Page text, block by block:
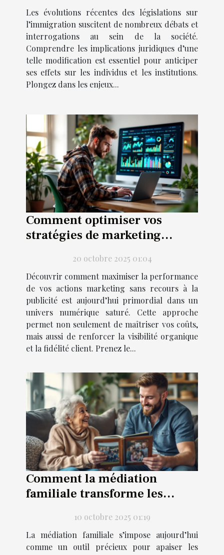
Les évolutions récentes des législations sur
l’immigration suscitent de nombreux débats et
interrogations au sein de la société.
Comprendre les implications juridiques d’une
telle modification est essentiel pour anticiper
ses effets sur les individus et les institutions.
Plongez dans les enjeux...
Comment optimiser vos
stratégies de marketing
20 octobre 2025 01:04
Découvrir comment maximiser la performance
de vos actions marketing sans recours à la
publicité est aujourd’hui primordial dans un
univers numérique saturé. Cette approche
permet non seulement de maîtriser vos coûts,
mais aussi de renforcer la visibilité organique
et la fidélité client. Prenez le...
Comment la médiation
familiale transforme les
intergénérationnelles ?
10 octobre 2025 01:19
La médiation familiale s’impose aujourd’hui
comme un outil précieux pour apaiser les